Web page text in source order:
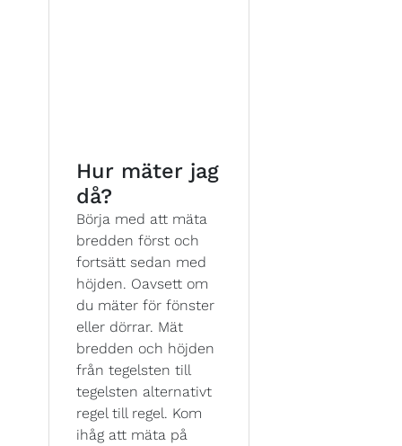
Hur mäter jag
då?
Börja med att mäta
bredden först och
fortsätt sedan med
höjden. Oavsett om
du mäter för fönster
eller dörrar. Mät
bredden och höjden
från tegelsten till
tegelsten alternativt
regel till regel. Kom
ihåg att mäta på